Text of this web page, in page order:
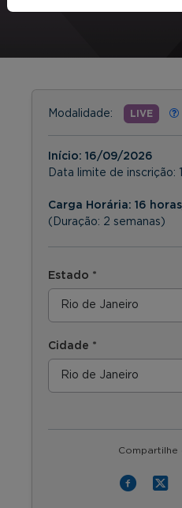
Modalidade: LIVE
Início: 16/09/2026
Data limite de inscrição:
Carga Horária: 16
(Duração: 2 semanas)
Estado *
Cidade *
Compartilhe